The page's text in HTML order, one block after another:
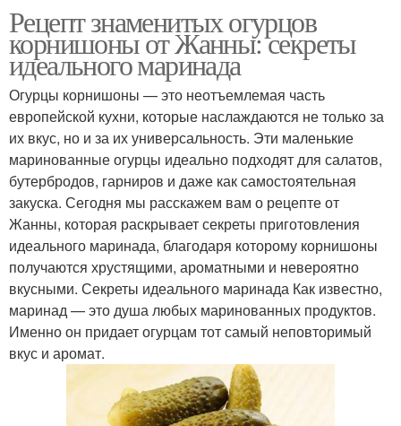
Рецепт знаменитых огурцов
корнишоны от Жанны: секреты
идеального маринада
Огурцы корнишоны — это неотъемлемая часть
европейской кухни, которые наслаждаются не только за
их вкус, но и за их универсальность. Эти маленькие
маринованные огурцы идеально подходят для салатов,
бутербродов, гарниров и даже как самостоятельная
закуска. Сегодня мы расскажем вам о рецепте от
Жанны, которая раскрывает секреты приготовления
идеального маринада, благодаря которому корнишоны
получаются хрустящими, ароматными и невероятно
вкусными. Секреты идеального маринада Как известно,
маринад — это душа любых маринованных продуктов.
Именно он придает огурцам тот самый неповторимый
вкус и аромат.